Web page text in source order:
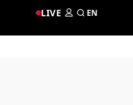
LIVE EN